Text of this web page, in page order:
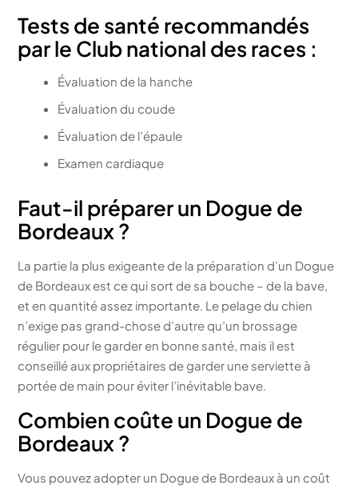
Tests de santé recommandés
par le Club national des races :
Évaluation de la hanche
Évaluation du coude
Évaluation de l’épaule
Examen cardiaque
Faut-il préparer un Dogue de
Bordeaux ?
La partie la plus exigeante de la préparation d’un Dogue
de Bordeaux est ce qui sort de sa bouche – de la bave,
et en quantité assez importante. Le pelage du chien
n’exige pas grand-chose d’autre qu’un brossage
régulier pour le garder en bonne santé, mais il est
conseillé aux propriétaires de garder une serviette à
portée de main pour éviter l’inévitable bave.
Combien coûte un Dogue de
Bordeaux ?
Vous pouvez adopter un Dogue de Bordeaux à un coût